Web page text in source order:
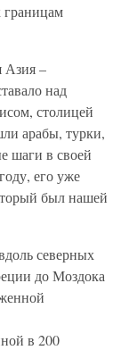
Азия –
над
столицей
арабы, турки,
шаги в своей
его уже
был нашей
северных
до Моздока
в 200